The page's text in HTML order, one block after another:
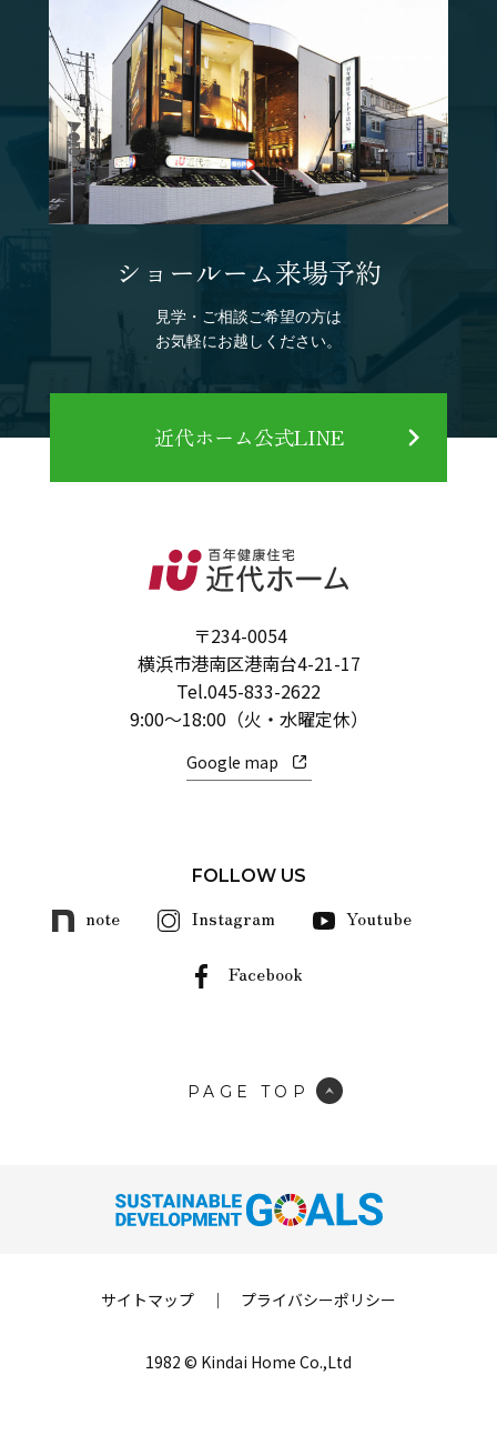
ショールーム来場予約
見学・ご相談ご希望の方は
お気軽にお越しください。
近代ホーム公式LINE
〒234-0054
横浜市港南区港南台4-21-17
Tel.045-833-2622
9:00～18:00（火・水曜定休）
Google map
FOLLOW US
note Instagram Youtube
Facebook
PAGE TOP
サイトマップ ｜ プライバシーポリシー
1982 © Kindai Home Co.,Ltd